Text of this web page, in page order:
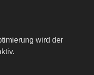
wird der